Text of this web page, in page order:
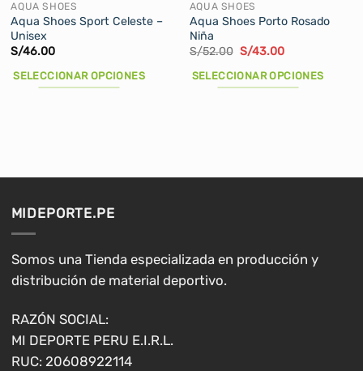
AQUA SHOES
Aqua Shoes Sport Celeste –
Unisex
S/46.00
SELECCIONAR OPCIONES
se
pueden
elegir
en
página
de
producto
AQUA SHOES
Aqua Shoes Porto Rosado
Niña
S/52.00 El
original
era:
S/43.00El
actual
es:
SELECCIONAR OPCIONES
elegir
en
MIDEPORTE.PE
Somos una Tienda especializada en producción y
distribución de material deportivo.
RAZÓN SOCIAL:
MI DEPORTE PERU E.I.R.L.
RUC: 20608922114